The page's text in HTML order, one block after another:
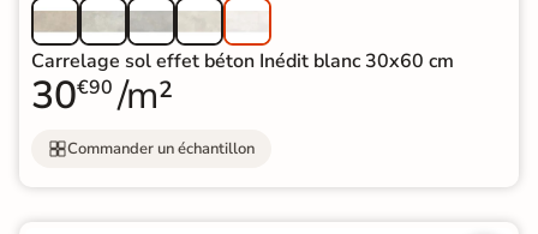
Carrelage sol effet béton Inédit blanc 30x60 cm
30€90 /m²
Commander un échantillon